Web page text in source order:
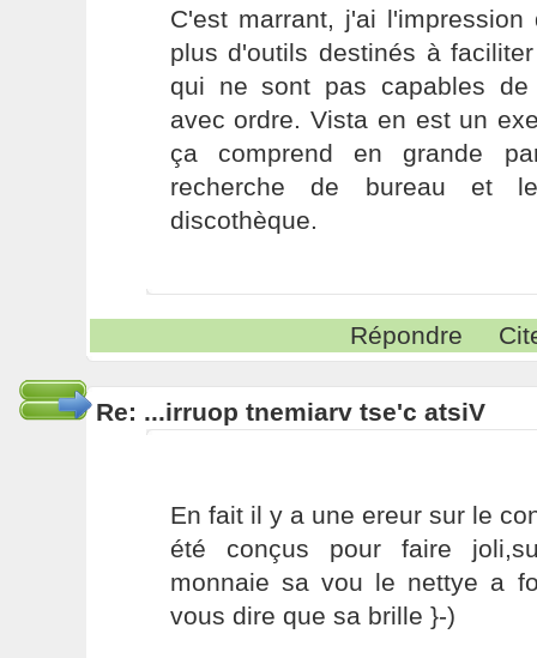
C'est marrant, j'ai
plus d'outils destinés à
qui ne sont pas capables de
avec ordre. Vista en est un
ça comprend en grande
recherche de bureau et
discothèque.
Répondre
Re: ...irruop tnemiarv tse'c atsiV
En fait il y a une ereur sur le
été conçus pour faire
monnaie sa vou le nettye a
vous dire que sa brille }-)